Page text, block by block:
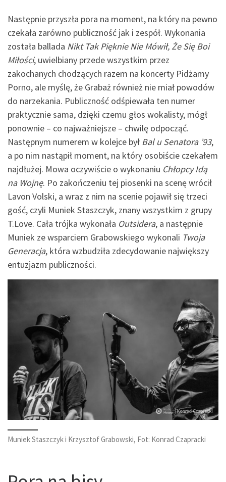
Następnie przyszła pora na moment, na który na pewno
czekała zarówno publiczność jak i zespół. Wykonania
została ballada Nikt Tak Pięknie Nie Mówił, Że Się Boi
Miłości, uwielbiany przede wszystkim przez
zakochanych chodzących razem na koncerty Pidżamy
Porno, ale myślę, że Grabaż również nie miał powodów
do narzekania. Publiczność odśpiewała ten numer
praktycznie sama, dzięki czemu głos wokalisty, mógł
ponownie – co najważniejsze – chwilę odpocząć.
Następnym numerem w kolejce był Bal u Senatora ’93,
a po nim nastąpił moment, na który osobiście czekałem
najdłużej. Mowa oczywiście o wykonaniu Chłopcy Idą
na Wojnę. Po zakończeniu tej piosenki na scenę wrócił
Lavon Volski, a wraz z nim na scenie pojawił się trzeci
gość, czyli Muniek Staszczyk, znany wszystkim z grupy
T.Love. Cała trójka wykonała Outsidera, a następnie
Muniek ze wsparciem Grabowskiego wykonali Twoja
Generacja, która wzbudziła zdecydowanie największy
entuzjazm publiczności.
Muniek Staszczyk i Krzysztof Grabowski, Fot: Konrad Czapracki